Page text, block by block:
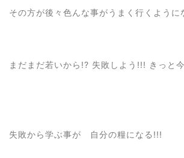
その方が後々色んな事がうまく行くように
まだまだ若いから!? 失敗しよう!!! きっと
失敗から学ぶ事が 自分の糧になる!!!